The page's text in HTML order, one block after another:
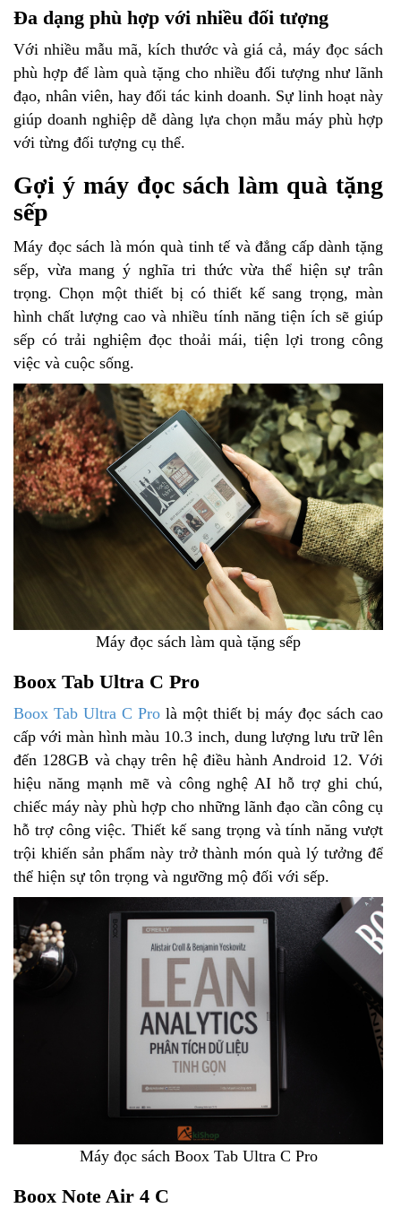
Đa dạng phù hợp với nhiều đối tượng
Với nhiều mẫu mã, kích thước và giá cả, máy đọc sách
phù hợp để làm quà tặng cho nhiều đối tượng như lãnh
đạo, nhân viên, hay đối tác kinh doanh. Sự linh hoạt này
giúp doanh nghiệp dễ dàng lựa chọn mẫu máy phù hợp
với từng đối tượng cụ thể.
Gợi ý máy đọc sách làm quà tặng
sếp
Máy đọc sách là món quà tinh tế và đẳng cấp dành tặng
sếp, vừa mang ý nghĩa tri thức vừa thể hiện sự trân
trọng. Chọn một thiết bị có thiết kế sang trọng, màn
hình chất lượng cao và nhiều tính năng tiện ích sẽ giúp
sếp có trải nghiệm đọc thoải mái, tiện lợi trong công
việc và cuộc sống.
Máy đọc sách làm quà tặng sếp
Boox Tab Ultra C Pro
Boox Tab Ultra C Pro là một thiết bị máy đọc sách cao
cấp với màn hình màu 10.3 inch, dung lượng lưu trữ lên
đến 128GB và chạy trên hệ điều hành Android 12. Với
hiệu năng mạnh mẽ và công nghệ AI hỗ trợ ghi chú,
chiếc máy này phù hợp cho những lãnh đạo cần công cụ
hỗ trợ công việc. Thiết kế sang trọng và tính năng vượt
trội khiến sản phẩm này trở thành món quà lý tưởng để
thể hiện sự tôn trọng và ngưỡng mộ đối với sếp.
Máy đọc sách Boox Tab Ultra C Pro
Boox Note Air 4 C